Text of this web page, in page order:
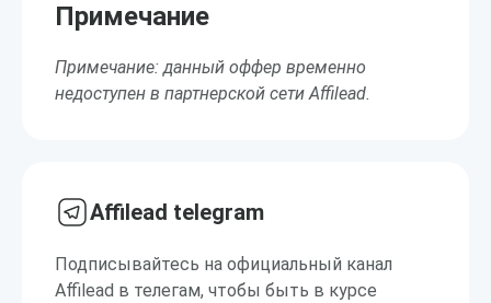
Примечание
Примечание: данный оффер временно
недоступен в партнерской сети Affilead.
Affilead telegram
Подписывайтесь на официальный канал
Affilead в телегам, чтобы быть в курсе